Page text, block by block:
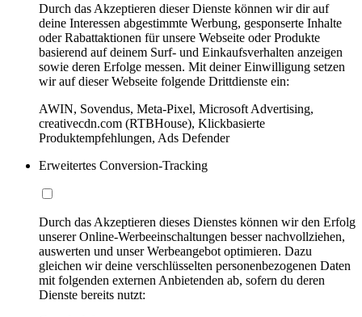
Durch das Akzeptieren dieser Dienste können wir dir auf
deine Interessen abgestimmte Werbung, gesponserte Inhalte
oder Rabattaktionen für unsere Webseite oder Produkte
basierend auf deinem Surf- und Einkaufsverhalten anzeigen
sowie deren Erfolge messen. Mit deiner Einwilligung setzen
wir auf dieser Webseite folgende Drittdienste ein:
AWIN, Sovendus, Meta-Pixel, Microsoft Advertising,
creativecdn.com (RTBHouse), Klickbasierte
Produktempfehlungen, Ads Defender
Erweitertes Conversion-Tracking
Durch das Akzeptieren dieses Dienstes können wir den Erfolg
unserer Online-Werbeeinschaltungen besser nachvollziehen,
auswerten und unser Werbeangebot optimieren. Dazu
gleichen wir deine verschlüsselten personenbezogenen Daten
mit folgenden externen Anbietenden ab, sofern du deren
Dienste bereits nutzt: